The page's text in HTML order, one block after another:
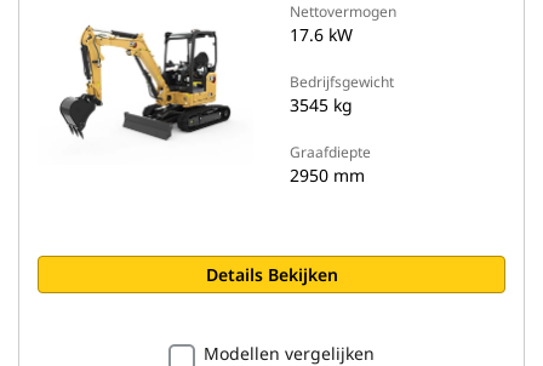
Nettovermogen
17.6 kW
Bedrijfsgewicht
3545 kg
Graafdiepte
2950 mm
Details Bekijken
Modellen vergelijken